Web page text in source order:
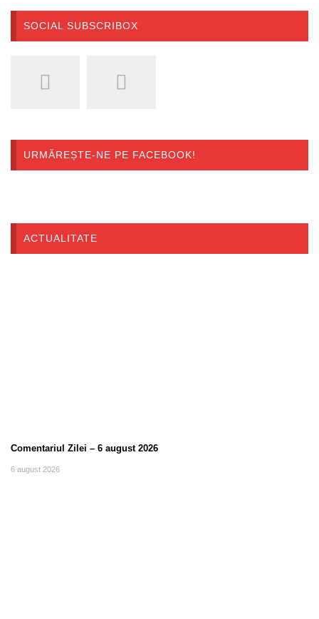
SOCIAL SUBSCRIBOX
URMĂREȘTE-NE PE FACEBOOK!
ACTUALITATE
Comentariul Zilei – 6 august 2026
6 august 2026